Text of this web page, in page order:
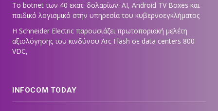
Το botnet των 40 εκατ. δολαρίων: AI, Android TV Boxes και
παιδικό λογισμικό στην υπηρεσία του κυβερνοεγκλήματος
Η Schneider Electric παρουσιάζει πρωτοποριακή μελέτη
αξιολόγησης του κινδύνου Arc Flash σε data centers 800
VDC,
INFOCOM TODAY